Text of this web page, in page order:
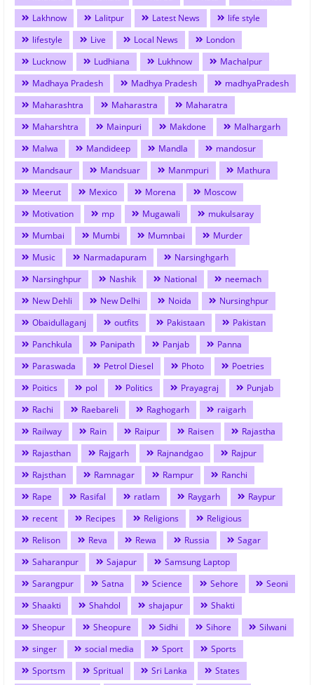
Lakhnow
Lalitpur Latest News
life style
lifestyle
Live Local News
London
Lucknow
Ludhiana Lukhnow
Machalpur
Madhaya Pradesh
Madhya Pradesh
madhyaPradesh
Maharashtra
Maharastra
Maharatra
Maharshtra
Mainpuri Makdone
Malhargarh
Malwa
Mandideep Mandla
mandosur
Mandsaur
Mandsuar Manmpuri
Mathura
Meerut
Mexico Morena
Moscow
Motivation
mp Mugawali
mukulsaray
Mumbai
Mumbi Mumnbai
Murder
Music
Narmadapuram
Narsinghgarh
Narsinghpur
Nashik National
neemach
New Dehli
New Delhi Noida
Nursinghpur
Obaidullaganj
outfits Pakistaan
Pakistan
Panchkula
Panipath Panjab
Panna
Paraswada
Petrol Diesel Photo
Poetries
Poitics
pol Politics Prayagraj
Punjab
Rachi
Raebareli Raghogarh
raigarh
Railway
Rain Raipur Raisen
Rajastha
Rajasthan
Rajgarh Rajnandgao
Rajpur
Rajsthan
Ramnagar Rampur
Ranchi
Rape
Rasifal ratlam Raygarh
Raypur
recent
Recipes Religions
Religious
Relison
Reva Rewa Russia
Sagar
Saharanpur
Sajapur
Samsung Laptop
Sarangpur
Satna Science Sehore
Seoni
Shaakti
Shahdol shajapur
Shakti
Sheopur
Sheopure Sidhi Sihore
Silwani
singer
social media Sport
Sports
Sportsm
Spritual Sri Lanka
States